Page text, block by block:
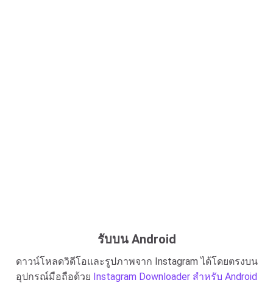
รับบน Android
ดาวน์โหลดวิดีโอและรูปภาพจาก Instagram ได้โดยตรงบน
อุปกรณ์มือถือด้วย Instagram Downloader สำหรับ Android